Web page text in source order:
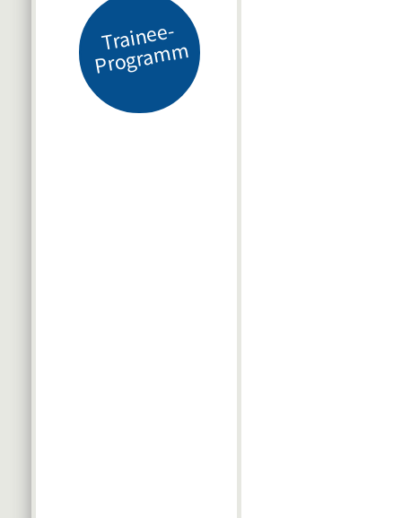
Tr
ai
n
e
e-
Pr
o
gr
a
m
m